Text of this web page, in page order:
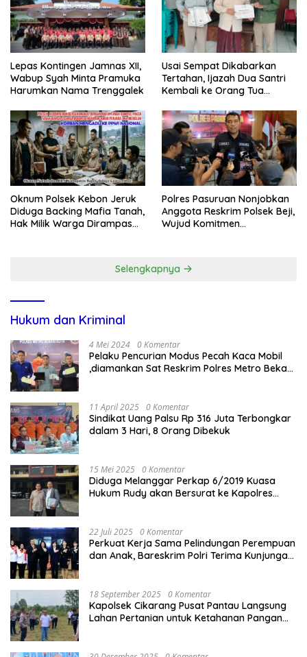
Lepas Kontingen Jamnas XII,
Wabup Syah Minta Pramuka
Harumkan Nama Trenggalek
Usai Sempat Dikabarkan
Tertahan, Ijazah Dua Santri
Kembali ke Orang Tua
Oknum Polsek Kebon Jeruk
Diduga Backing Mafia Tanah,
Hak Milik Warga Dirampas
Polres Pasuruan Nonjobkan
Anggota Reskrim Polsek Beji,
Wujud Komitmen
Selengkapnya
Hukum dan Kriminal
4 Mei 2024 0 Komentar
Pelaku Pencurian Modus Pecah Kaca Mobil
,diamankan Sat Reskrim Polres Metro Bekasi
11 April 2025 0 Komentar
Sindikat Uang Palsu Rp 316 Juta Terbongkar
dalam 3 Hari, 8 Orang Dibekuk
15 Mei 2025 0 Komentar
Diduga Melanggar Perkap 6/2019 Kuasa
Hukum Rudy akan Bersurat ke Kapolres
22 Juli 2025 0 Komentar
Perkuat Kerja Sama Pelindungan Perempuan
dan Anak, Bareskrim Polri Terima Kunjungan
18 September 2025 0 Komentar
Kapolsek Cikarang Pusat Pantau Langsung
Lahan Pertanian untuk Ketahanan Pangan